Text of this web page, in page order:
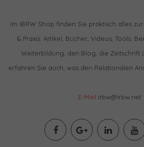
Im IBRW Shop finden Sie praktisch alles
& Praxis: Artikel, Bücher, Videos, Tools,
Weiterbildung, den Blog, die Zeitschrift
erfahren Sie auch, was den Relationalen
E-Mail irbw@irbw.net